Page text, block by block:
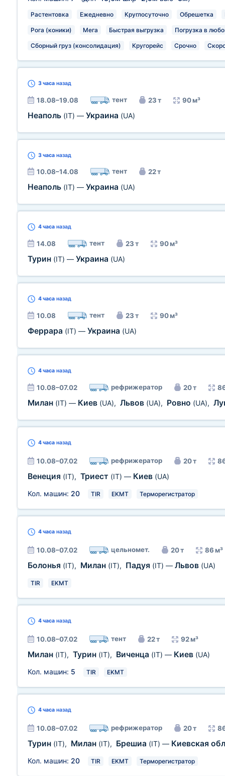
Растентовка Ежедневно Круглосуточно Обрешетка
Рога (коники) Мега Быстрая выгрузка Погрузка в
Сборный груз (консолидация) Кругорейс Срочно
3 часа назад
18.08–19.08 тент 23 т 90 м³
Неаполь (IT) — Украина (UA)
3 часа назад
10.08–14.08 тент 22 т
Неаполь (IT) — Украина (UA)
4 часа назад
14.08 тент 23 т 90 м³
Турин (IT) — Украина (UA)
4 часа назад
10.08 тент 23 т 90 м³
Феррара (IT) — Украина (UA)
4 часа назад
10.08–07.02 рефрижератор 20 т
Милан (IT) — Киев (UA), Львов (UA), Ровно (UA),
4 часа назад
10.08–07.02 рефрижератор 20 т
Венеция (IT), Триест (IT) — Киев (UA)
Кол. машин: 20 TIR EKMT Терморегистратор
4 часа назад
10.08–07.02 цельномет. 20 т 86 м³
Болонья (IT), Милан (IT), Падуя (IT) — Львов (UA)
TIR EKMT
4 часа назад
10.08–07.02 тент 22 т 92 м³
Милан (IT), Турин (IT), Виченца (IT) — Киев (UA)
Кол. машин: 5 TIR EKMT
4 часа назад
10.08–07.02 рефрижератор 20 т
Турин (IT), Милан (IT), Брешиа (IT) — Киевская
Кол. машин: 20 TIR EKMT Терморегистратор